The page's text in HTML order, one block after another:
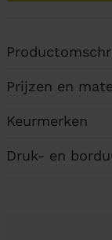
Prijzen en
Keurmerken
Druk- en